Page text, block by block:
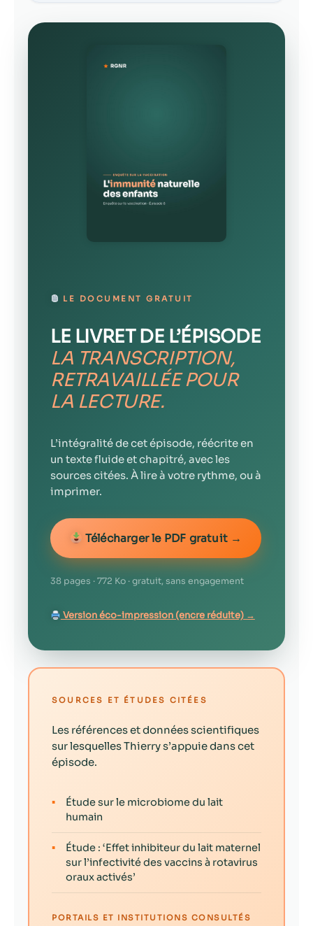
LE DOCUMENT GRATUIT
LE LIVRET DE L’ÉPISODE
LA TRANSCRIPTION,
RETRAVAILLÉE POUR
LA LECTURE.
L’intégralité de cet épisode, réécrite en
un texte fluide et chapitré, avec les
sources citées. À lire à votre rythme, ou à
imprimer.
Télécharger le PDF gratuit →
38 pages · 772 Ko · gratuit, sans engagement
Version éco-impression (encre réduite) →
SOURCES ET ÉTUDES CITÉES
Les références et données scientifiques
sur lesquelles Thierry s’appuie dans cet
épisode.
▪
Étude sur le microbiome du lait
humain
▪
Étude : ‘Effet inhibiteur du lait maternel
sur l’infectivité des vaccins à rotavirus
oraux activés’
PORTAILS ET INSTITUTIONS CONSULTÉS